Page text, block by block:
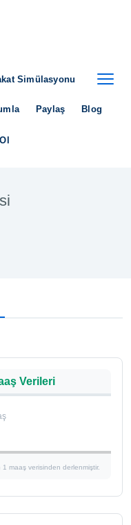
Simülasyonu
Paylaş Blog
Verileri
maaş verisinden derlenmiştir.